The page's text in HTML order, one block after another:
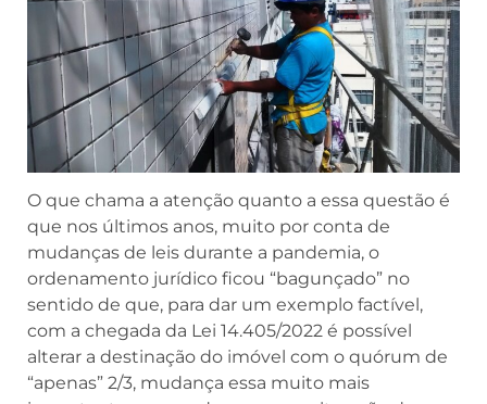
O que chama a atenção quanto a essa questão é
que nos últimos anos, muito por conta de
mudanças de leis durante a pandemia, o
ordenamento jurídico ficou “bagunçado” no
sentido de que, para dar um exemplo factível,
com a chegada da Lei 14.405/2022 é possível
alterar a destinação do imóvel com o quórum de
“apenas” 2/3, mudança essa muito mais